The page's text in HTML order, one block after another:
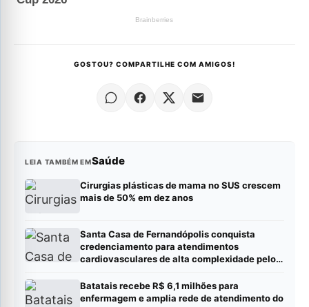
GOSTOU? COMPARTILHE COM AMIGOS!
LEIA TAMBÉM EMSaúde
Cirurgias plásticas de mama no SUS crescem
mais de 50% em dez anos
Santa Casa de Fernandópolis conquista
credenciamento para atendimentos
cardiovasculares de alta complexidade pelo
Batatais recebe R$ 6,1 milhões para
enfermagem e amplia rede de atendimento do